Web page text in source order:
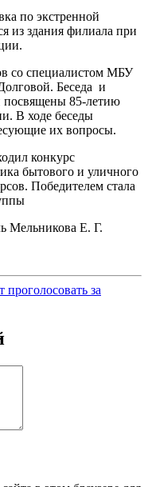
по экстренной
из здания филиала при
со специалистом МБУ
Беседа и
85-летию
В ходе беседы
их вопросы.
конкурс
бытового и уличного
Победителем стала
Мельникова Е. Г.
за